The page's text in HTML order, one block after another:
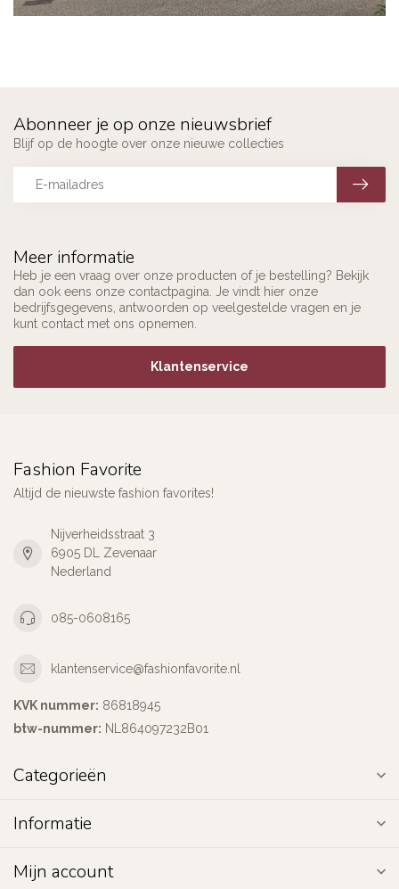
Meer informatie
Heb je een vraag over onze producten of je bestelling? Bekijk
dan ook eens onze contactpagina. Je vindt hier onze
bedrijfsgegevens, antwoorden op veelgestelde vragen en je
kunt contact met ons opnemen.
Klantenservice
Abonneer je op onze nieuwsbrief
Blijf op de hoogte over onze nieuwe collecties
Fashion Favorite
Altijd de nieuwste fashion favorites!
Nijverheidsstraat 3
6905 DL Zevenaar
Nederland
085-0608165
klantenservice@fashionfavorite.nl
KVK nummer: 86818945
btw-nummer: NL864097232B01
Categorieën
Informatie
Mijn account